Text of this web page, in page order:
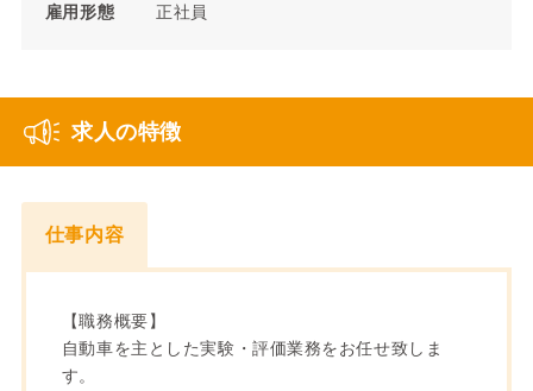
雇用形態 正社員
求人の特徴
仕事内容
【職務概要】
自動車を主とした実験・評価業務をお任せ致しま
す。